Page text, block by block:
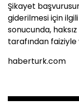
Şikayet
giderilmesi için
sonucunda,
tarafından
haberturk.com